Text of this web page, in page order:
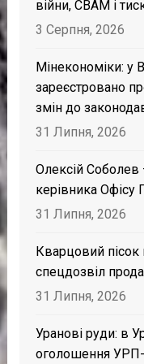
війни, CBAM і
3 Серпня, 2026
Мінекономіки: у
зареєстровано
змін до
31 Липня, 2026
Олексій Соболев
керівника Офісу
31 Липня, 2026
Кварцовий пісок
спецдозвіл
31 Липня, 2026
Уранові руди: в
оголошення УРП-